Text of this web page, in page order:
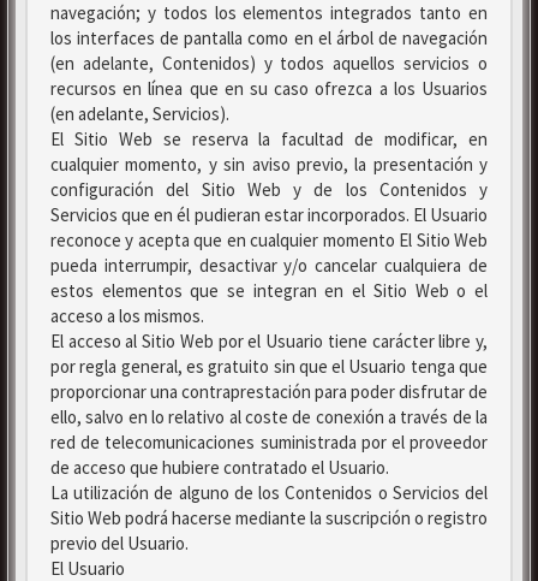
navegación; y todos los elementos integrados tanto en
los interfaces de pantalla como en el árbol de navegación
(en adelante, Contenidos) y todos aquellos servicios o
recursos en línea que en su caso ofrezca a los Usuarios
(en adelante, Servicios).
El Sitio Web se reserva la facultad de modificar, en
cualquier momento, y sin aviso previo, la presentación y
configuración del Sitio Web y de los Contenidos y
Servicios que en él pudieran estar incorporados. El Usuario
reconoce y acepta que en cualquier momento El Sitio Web
pueda interrumpir, desactivar y/o cancelar cualquiera de
estos elementos que se integran en el Sitio Web o el
acceso a los mismos.
El acceso al Sitio Web por el Usuario tiene carácter libre y,
por regla general, es gratuito sin que el Usuario tenga que
proporcionar una contraprestación para poder disfrutar de
ello, salvo en lo relativo al coste de conexión a través de la
red de telecomunicaciones suministrada por el proveedor
de acceso que hubiere contratado el Usuario.
La utilización de alguno de los Contenidos o Servicios del
Sitio Web podrá hacerse mediante la suscripción o registro
previo del Usuario.
El Usuario